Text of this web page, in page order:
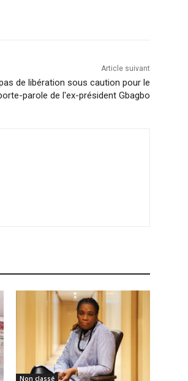
Article suivant
de libération sous caution pour le
parole de l'ex-président Gbagbo
Non classé